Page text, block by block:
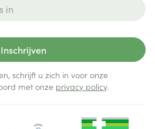
Inschrijven
schrijft u zich in voor onze
met onze privacy policy.